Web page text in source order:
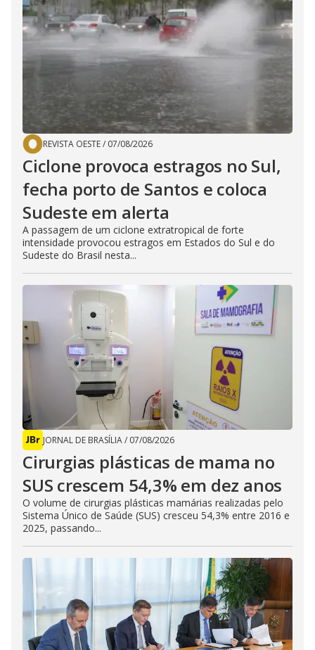
REVISTA OESTE/ 07/08/2026
Ciclone provoca estragos no Sul,
fecha porto de Santos e coloca
Sudeste em alerta
A passagem de um ciclone extratropical de forte
intensidade provocou estragos em Estados do Sul e do
Sudeste do Brasil nesta...
JORNAL DE BRASÍLIA/ 07/08/2026
Cirurgias plásticas de mama no
SUS crescem 54,3% em dez anos
O volume de cirurgias plásticas mamárias realizadas pelo
Sistema Único de Saúde (SUS) cresceu 54,3% entre 2016 e
2025, passando...